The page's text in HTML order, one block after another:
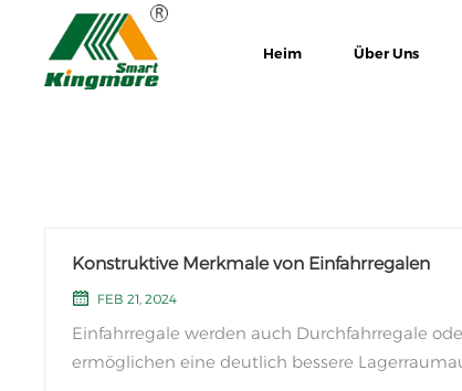
Heim Über Uns
Konstruktive Merkmale von Einfahrregalen
FEB 21, 2024
Einfahrregale werden auch Durchfahrregale
ermöglichen eine deutlich bessere